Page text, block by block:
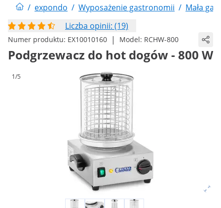
/ expondo / Wyposażenie gastronomii / Mała
Liczba opinii: (19)
Numer produktu: EX10010160 | Model: RCHW-800
Podgrzewacz do hot dogów - 800 W
1/5